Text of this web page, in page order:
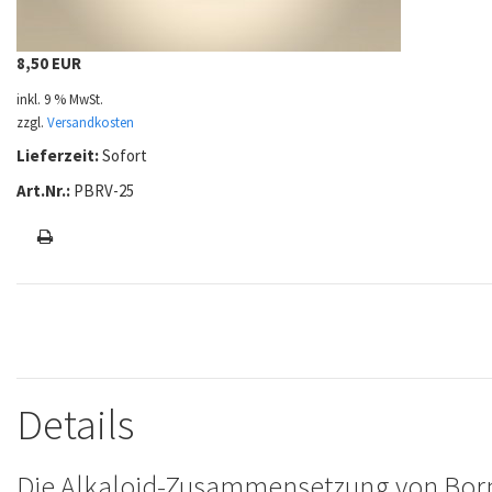
8,50 EUR
inkl. 9 % MwSt.
zzgl. Versandkosten
Lieferzeit:Sofort
Art.Nr.: PBRV-25
Details